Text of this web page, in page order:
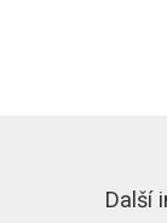
Další